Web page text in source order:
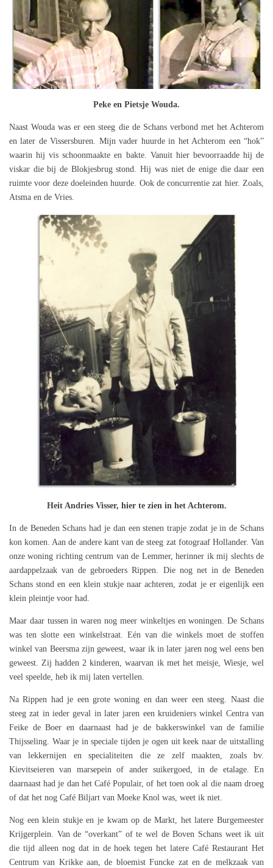
Peke en Pietsje Wouda.
Naast Wouda was er een steeg die de Schans verbond met het Achterom
en later de Vissersburen. Mijn vader huurde in het Achterom een “hok”
waarin hij vis schoonmaakte en bakte. Vanuit hier bevoorraadde hij de
viskar die bij de Blokjesbrug stond. Hij was niet de enige die daar een
ruimte voor deze doeleinden huurde. Ook de concurrentie zat hier. Zoals,
Atsma en de Vries.
Heit Andries Visser, hier te zien in het Achterom.
In de Beneden Schans had je dan een stenen trapje zodat je in de Schans
kon komen. Aan de andere kant van de steeg zat fotograaf Hollander. Van
onze woning richting centrum van de Lemmer, herinner ik mij slechts de
aardappelzaak van de gebroeders Rippen. Die nog net in de Beneden
Schans stond en een klein stukje naar achteren, zodat je er eigenlijk een
klein pleintje voor had.
Maar daar tussen in waren nog meer winkeltjes en woningen. De Schans
was ten slotte een winkelstraat. Eén van die winkels moet de stoffen
winkel van Beersma zijn geweest, waar ik in later jaren nog wel eens ben
geweest. Zij hadden 2 kinderen, waarvan ik met het meisje, Wiesje, wel
veel speelde, heb ik mij laten vertellen.
Na Rippen had je een grote woning en dan weer een steeg. Naast die
steeg zat in ieder geval in later jaren een kruideniers winkel Centra van
Feike de Boer en daarnaast had je de bakkerswinkel van de familie
Thijsseling. Waar je in speciale tijden je ogen uit keek naar de uitstalling
van lekkernijen en specialiteiten die ze zelf maakten, zoals bv.
Kievitseieren van marsepein of ander suikergoed, in de etalage. En
daarnaast had je dan het Café Populair, of het toen ook al die naam droeg
of dat het nog Café Biljart van Moeke Knol was, weet ik niet.
Nog een klein stukje en je kwam op de Markt, het latere Burgemeester
Krijgerplein. Van de “overkant” of te wel de Boven Schans weet ik uit
die tijd alleen nog dat in de hoek tegen het latere Café Restaurant Het
Centrum van Krikke aan, de bloemist Funcke zat en de melkzaak van